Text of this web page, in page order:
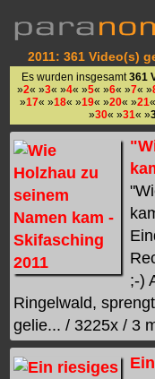
2011: 361 Video(s)
Es wurden insgesamt361
»2« »3« »4« »5« »6« »7« »
»17« »18« »19« »20« »21
»30« »31« »
;-)
Ringelwald,
gelie... / 3225x / 3